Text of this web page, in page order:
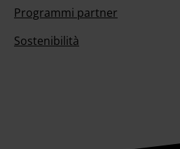
Programmi partner
Sostenibilità